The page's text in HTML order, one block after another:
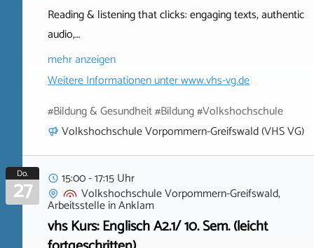
Reading & listening that clicks: engaging texts, authentic
audio,…
mehr anzeigen
Weitere Informationen unterwww.vhs-vg.de
#Bildung & Gesundheit #Bildung #Volkshochschule
Volkshochschule Vorpommern-Greifswald (VHS VG)
Do.
27
15:00 - 17:15 Uhr
Volkshochschule Vorpommern-Greifswald,
ArbeitsstelleinAnklam
vhs Kurs: Englisch A2.1/ 10. Sem. (leicht